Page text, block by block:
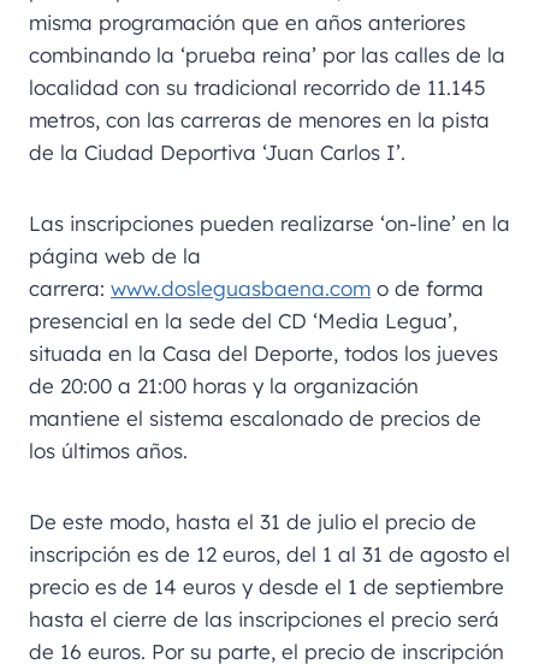
misma programación que en años anteriores
combinando la ‘prueba reina’ por las calles de la
localidad con su tradicional recorrido de 11.145
metros, con las carreras de menores en la pista
de la Ciudad Deportiva ‘Juan Carlos I’.
Las inscripciones pueden realizarse ‘on-line’ en la
página web de la
carrera: www.dosleguasbaena.com o de forma
presencial en la sede del CD ‘Media Legua’,
situada en la Casa del Deporte, todos los jueves
de 20:00 a 21:00 horas y la organización
mantiene el sistema escalonado de precios de
los últimos años.
De este modo, hasta el 31 de julio el precio de
inscripción es de 12 euros, del 1 al 31 de agosto el
precio es de 14 euros y desde el 1 de septiembre
hasta el cierre de las inscripciones el precio será
de 16 euros. Por su parte, el precio de inscripción